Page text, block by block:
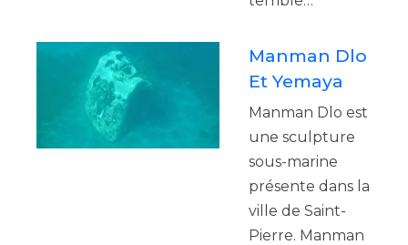
Manman Dlo
Et Yemaya
Manman Dlo est
une sculpture
sous-marine
présente dans la
ville de Saint-
Pierre. Manman